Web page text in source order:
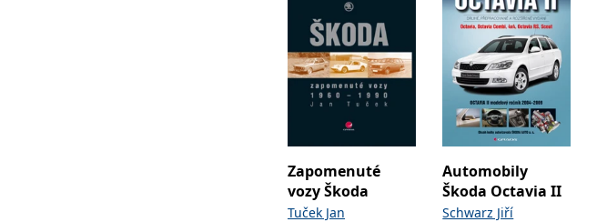
Zapomenuté
vozy Škoda
Tuček Jan
Automobily
Škoda Octavia II
Schwarz Jiří